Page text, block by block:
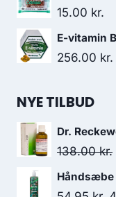
15.00 kr.
E-vitamin
256.00 kr.
NYE TILBUD
Dr.
138.00kr.
Håndsæbe